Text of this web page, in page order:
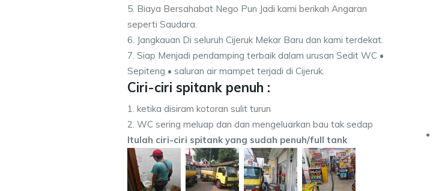
5. Biaya Bersahabat Nego Pun Jadi kami berikah Angaran
seperti Saudara.
6. Jangkauan Di seluruh Cijeruk Mekar Baru dan kami terdekat.
7. Siap Menjadi pendamping terbaik dalam urusan Sedit WC •
Sepiteng • saluran air mampet terjadi di Cijeruk.
Ciri-ciri spitank penuh :
1. ketika disiram kotoran sulit turun
2. WC sering meluap dan dan mengeluarkan bau tak sedap
Itulah ciri-ciri spitank yang sudah penuh/full tank